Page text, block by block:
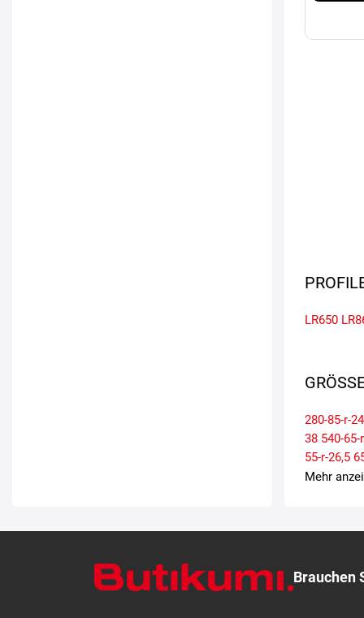
LR650
280-85-r-24
38 540-65-
55-r-26,5
Mehr
Brauchen